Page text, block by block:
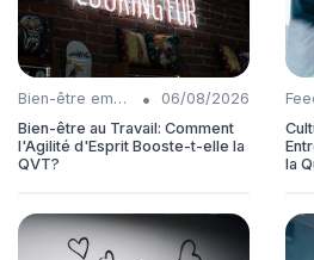
Bien-être employés •
06/08/2026
Bien-être au Travail: Comment
l'Agilité d'Esprit Booste-t-elle la
QVT?
la